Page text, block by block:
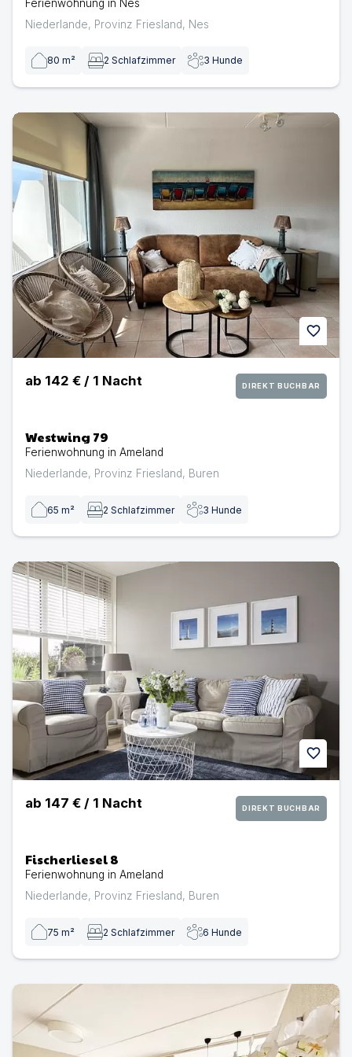
Ferienwohnung in Nes
Niederlande, Provinz Friesland, Nes
80 m² 2 Schlafzimmer 3 Hunde
favorite
Westwing 79 | Ferienwohnung in Ameland
ab 142 € / 1 Nacht DIREKT BUCHBAR
Westwing 79
Ferienwohnung in Ameland
Niederlande, Provinz Friesland, Buren
65 m² 2 Schlafzimmer 3 Hunde
favorite
Fischerliesel 8 | Ferienwohnung in Ameland
ab 147 € / 1 Nacht DIREKT BUCHBAR
Fischerliesel 8
Ferienwohnung in Ameland
Niederlande, Provinz Friesland, Buren
75 m² 2 Schlafzimmer 6 Hunde
Fischerliesel 39 | Ferienwohnung in Ameland